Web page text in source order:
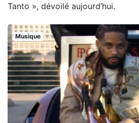
Tanto », dévoilé aujourd’hui.
Musique